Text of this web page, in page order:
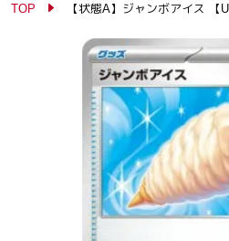
TOP 【状態A】ジャンボアイス 【